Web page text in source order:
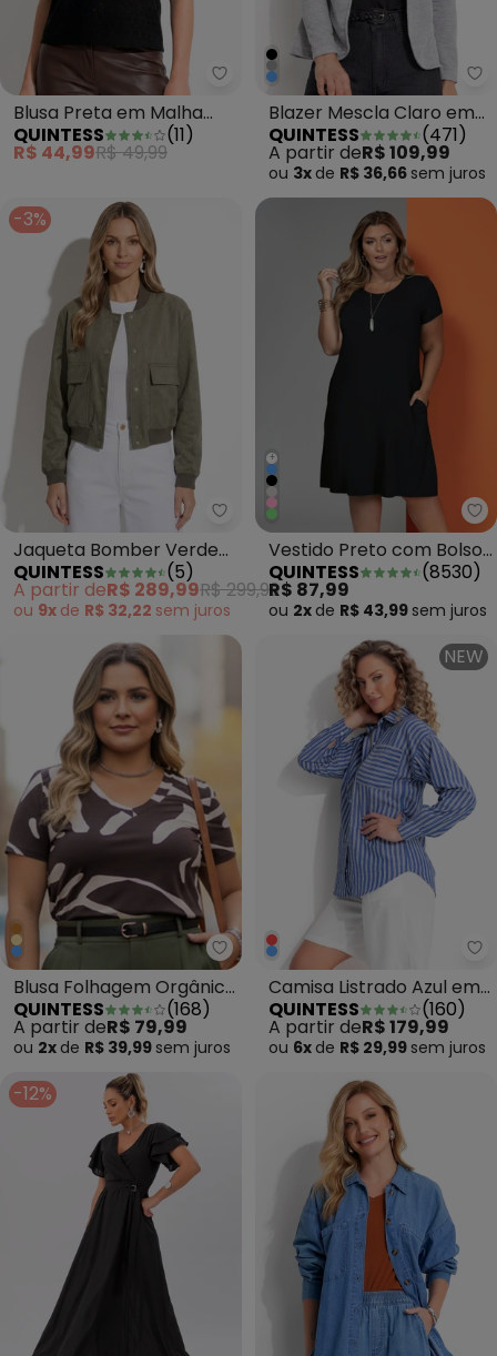
Quintess - Blusa Preta em
Blusa Preta em Malha
Laise
QUINTESS (11)
R$ 44,99R$ 49,99
Blazer Mescla Claro em
Moletinho
QUINTESS (471)
A partir deR$ 109,99
ou 3x de R$ 36,66 sem juros
-3%
Quintess - Jaqueta Bomber
Jaqueta Bomber Verde
Oliva em Tecido Sarjado
QUINTESS (5)
A partir deR$ 289,99R$ 299,99
ou 9x de R$ 32,22 sem juros
+
Vestido Preto com Bolsos
e Mangas Curtas
QUINTESS (8530)
R$ 87,99
ou 2x de R$ 43,99 sem juros
Quintess - Blusa Folhagem
Blusa Folhagem Orgânica
em Malha de Viscose
Crep
QUINTESS (168)
A partir deR$ 79,99
ou 2x de R$ 39,99 sem juros
NEW
Camisa Listrado Azul em
Poliéster com Algodão
QUINTESS (160)
A partir deR$ 179,99
ou 6x de R$ 29,99 sem juros
-12%